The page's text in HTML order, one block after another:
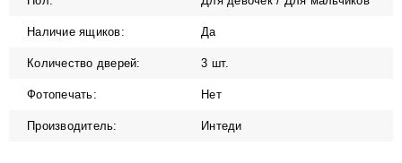
Наличие ящиков: Да
Количество дверей: 3 шт.
Фотопечать: Нет
Производитель: Интеди